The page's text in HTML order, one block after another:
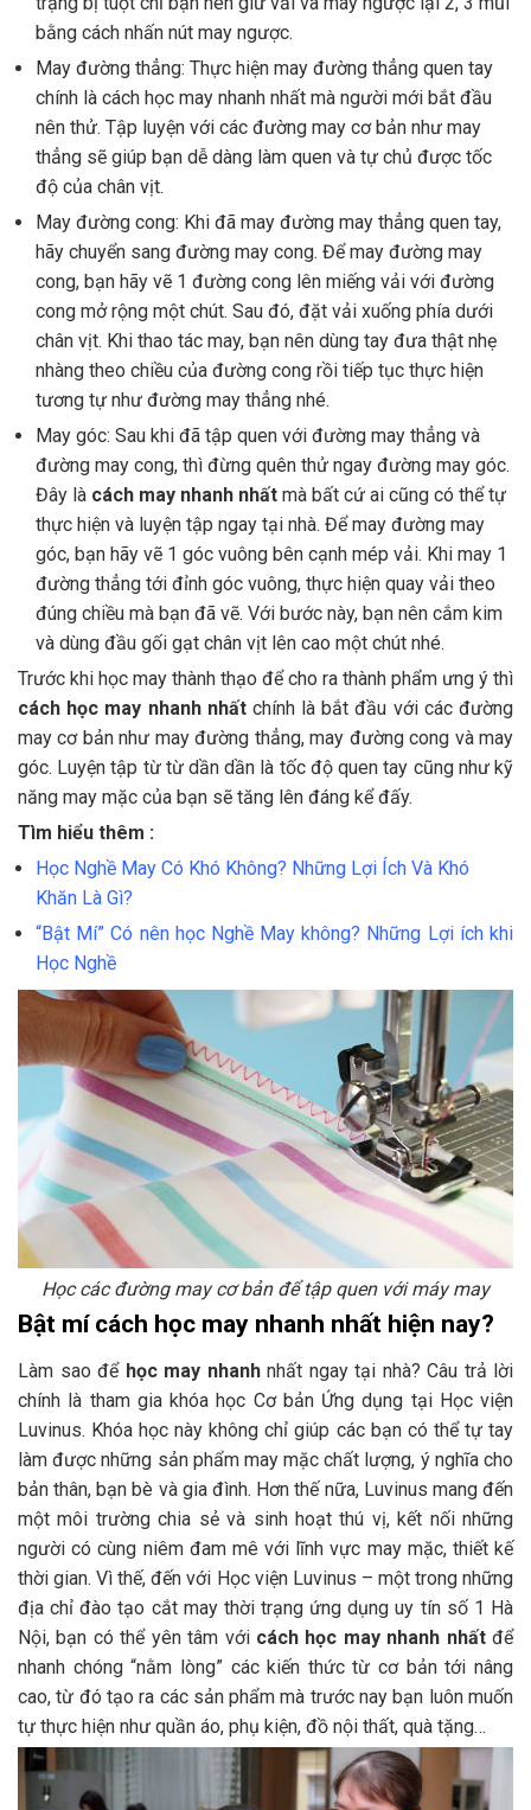
bằng cách nhấn nút may ngược.
May đường thẳng: Thực hiện may đường thẳng quen tay
chính là cách học may nhanh nhất mà người mới bắt đầu
nên thử. Tập luyện với các đường may cơ bản như may
thẳng sẽ giúp bạn dễ dàng làm quen và tự chủ được tốc
độ của chân vịt.
May đường cong: Khi đã may đường may thẳng quen tay,
hãy chuyển sang đường may cong. Để may đường may
cong, bạn hãy vẽ 1 đường cong lên miếng vải với đường
cong mở rộng một chút. Sau đó, đặt vải xuống phía dưới
chân vịt. Khi thao tác may, bạn nên dùng tay đưa thật nhẹ
nhàng theo chiều của đường cong rồi tiếp tục thực hiện
tương tự như đường may thẳng nhé.
May góc: Sau khi đã tập quen với đường may thẳng và
đường may cong, thì đừng quên thử ngay đường may góc.
Đây là cách may nhanh nhất mà bất cứ ai cũng có thể tự
thực hiện và luyện tập ngay tại nhà. Để may đường may
góc, bạn hãy vẽ 1 góc vuông bên cạnh mép vải. Khi may 1
đường thẳng tới đỉnh góc vuông, thực hiện quay vải theo
đúng chiều mà bạn đã vẽ. Với bước này, bạn nên cắm kim
và dùng đầu gối gạt chân vịt lên cao một chút nhé.
Trước khi học may thành thạo để cho ra thành phẩm ưng ý thì
cách học may nhanh nhất chính là bắt đầu với các đường
may cơ bản như may đường thẳng, may đường cong và may
góc. Luyện tập từ từ dần dần là tốc độ quen tay cũng như kỹ
năng may mặc của bạn sẽ tăng lên đáng kể đấy.
Tìm hiểu thêm :
Học Nghề May Có Khó Không? Những Lợi Ích Và Khó
Khăn Là Gì?
“Bật Mí” Có nên học Nghề May không? Những Lợi ích khi
Học Nghề
Học các đường may cơ bản để tập quen với máy may
Bật mí cách học may nhanh nhất hiện nay?
Làm sao để học may nhanh nhất ngay tại nhà? Câu trả lời
chính là tham gia khóa học Cơ bản Ứng dụng tại Học viện
Luvinus. Khóa học này không chỉ giúp các bạn có thể tự tay
làm được những sản phẩm may mặc chất lượng, ý nghĩa cho
bản thân, bạn bè và gia đình. Hơn thế nữa, Luvinus mang đến
một môi trường chia sẻ và sinh hoạt thú vị, kết nối những
người có cùng niêm đam mê với lĩnh vực may mặc, thiết kế
thời gian. Vì thế, đến với Học viện Luvinus – một trong những
địa chỉ đào tạo cắt may thời trạng ứng dụng uy tín số 1 Hà
Nội, bạn có thể yên tâm với cách học may nhanh nhấtđể
nhanh chóng “nằm lòng” các kiến thức từ cơ bản tới nâng
cao, từ đó tạo ra các sản phẩm mà trước nay bạn luôn muốn
tự thực hiện như quần áo, phụ kiện, đồ nội thất, quà tặng…